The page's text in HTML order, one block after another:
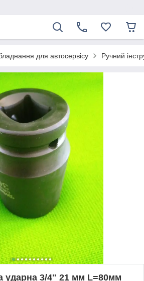
для автосервісу Ручний
ударна 3/4" 21 мм L=80мм